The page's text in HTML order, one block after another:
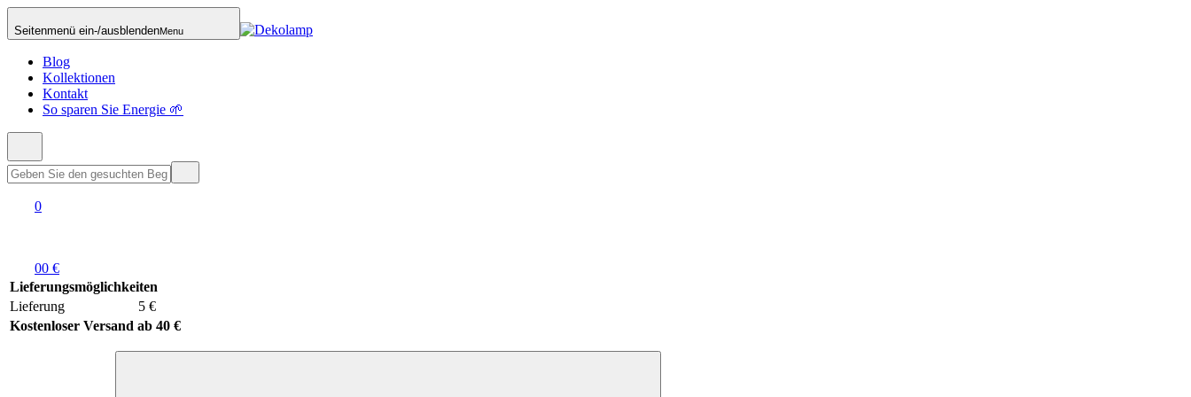
Seitenmenü ein-/ausblendenMenu
Blog
Kollektionen
Kontakt
So sparen Sie Energie 🌱
0
00 €
Lieferungsmöglichkeiten
Lieferung
5 €
Kostenloser Versand ab 40 €